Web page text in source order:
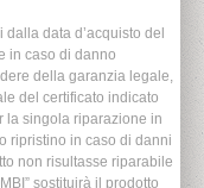
dalla data d’acquisto del
in caso di danno
della garanzia legale,
del certificato indicato
la singola riparazione in
ripristino in caso di danni
non risultasse riparabile
sostituirà il prodotto